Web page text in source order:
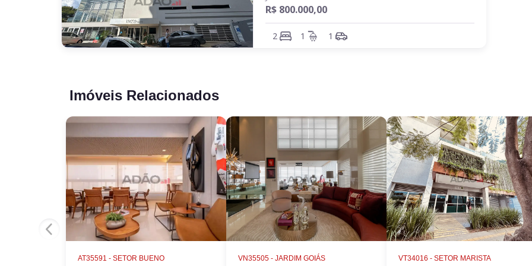
R$ 800.000,00
2 1 1
Imóveis Relacionados
AT35591 - SETOR BUENO VN35505 - JARDIM GOIÁS VT34016 - SETOR MARISTA